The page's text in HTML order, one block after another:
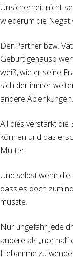
Unsicherheit nicht
wiederum die
Der Partner bzw.
Geburt genauso
weiß, wie er seine
sich der immer
andere Ablenkungen.
All dies verstärkt
können und das
Mutter.
Und selbst wenn
dass es doch
müsste.
Nur ungefähr jede
andere als
Hebamme zu